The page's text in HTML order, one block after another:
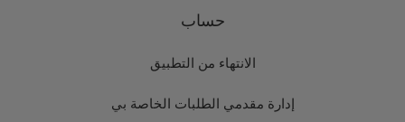
حساب
الانتهاء من التطبيق
إدارة مقدمي الطلبات الخاصة بي